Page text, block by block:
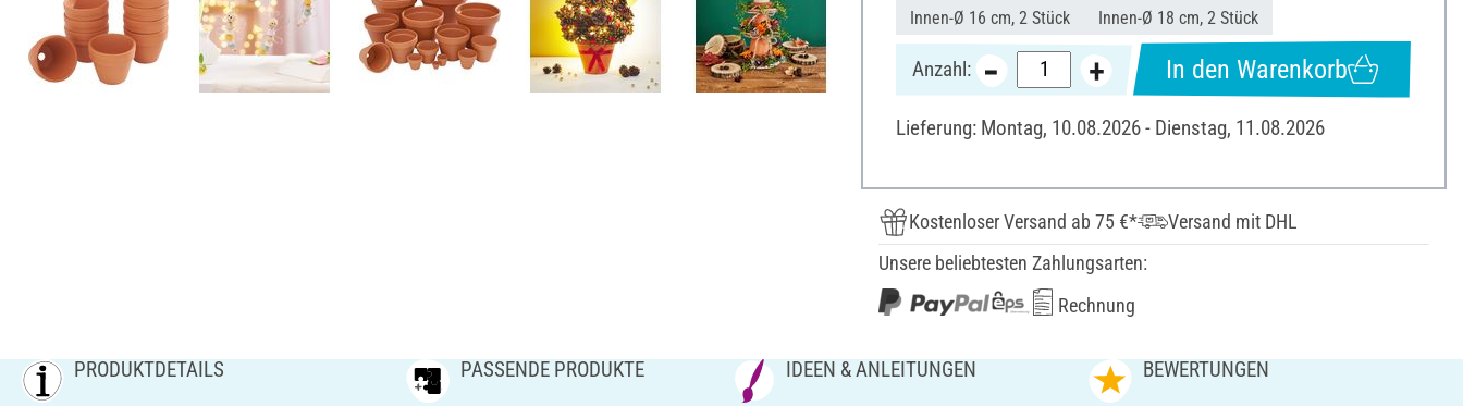
Innen-Ø 16 cm, 2 Stück
Innen-Ø 18 cm, 2 Stück
Anzahl: In den Warenkorb
Lieferung: Montag, 10.08.2026 - Dienstag, 11.08.2026
Kostenloser Versand ab 75 €*
Versand mit DHL
Unsere beliebtesten Zahlungsarten:
Rechnung
PRODUKTDETAILS PASSENDE PRODUKTE IDEEN & ANLEITUNGEN BEWERTUNGEN